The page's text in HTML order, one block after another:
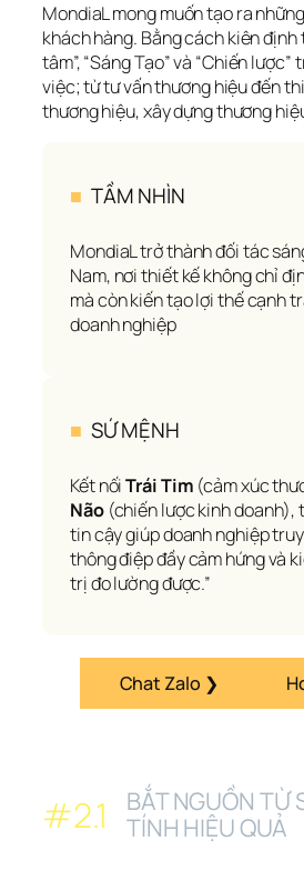
MondiaL mong muốn tạo ra
khách hàng. Bằng cách kiên định
tâm”, “Sáng Tạo” và “Chiến
việc; từ tư vấn thương hiệu đến
thương hiệu, xây dựng thương
■
  TẦM NHÌN
MondiaL trở thành đối tác
Nam, nơi thiết kế không chỉ
mà còn kiến tạo lợi thế cạnh
doanh nghiệp
■
  SỨ MỆNH
Kết nối Trái Tim (cảm xúc
Não (chiến lược kinh doanh),
tin cậy giúp doanh nghiệp
thông điệp đầy cảm hứng và
trị đo lường được.”
Chat Zalo ❯
#2.1
BẮT NGUỒN TỪ
TÍNH HIỆU QUẢ